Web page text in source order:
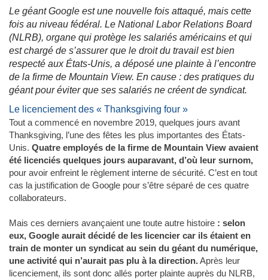
Le géant Google est une nouvelle fois attaqué, mais cette
fois au niveau fédéral. Le National Labor Relations Board
(NLRB), organe qui protège les salariés américains et qui
est chargé de s’assurer que le droit du travail est bien
respecté aux États-Unis, a déposé une plainte à l’encontre
de la firme de Mountain View. En cause : des pratiques du
géant pour éviter que ses salariés ne créent de syndicat.
Le licenciement des « Thanksgiving four »
Tout a commencé en novembre 2019, quelques jours avant
Thanksgiving, l’une des fêtes les plus importantes des États-
Unis. Quatre employés de la firme de Mountain View avaient
été licenciés quelques jours auparavant, d’où leur surnom,
pour avoir enfreint le règlement interne de sécurité. C’est en tout
cas la justification de Google pour s’être séparé de ces quatre
collaborateurs.
Mais ces derniers avançaient une toute autre histoire : selon
eux, Google aurait décidé de les licencier car ils étaient en
train de monter un syndicat au sein du géant du numérique,
une activité qui n’aurait pas plu à la direction.Après leur
licenciement, ils sont donc allés porter plainte auprès du NLRB,